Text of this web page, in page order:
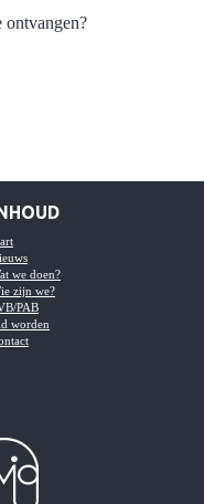
we doen?
zijn we?
PAB
worden